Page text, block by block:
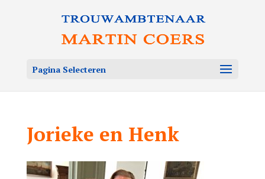
Pagina Selecteren
Jorieke en Henk